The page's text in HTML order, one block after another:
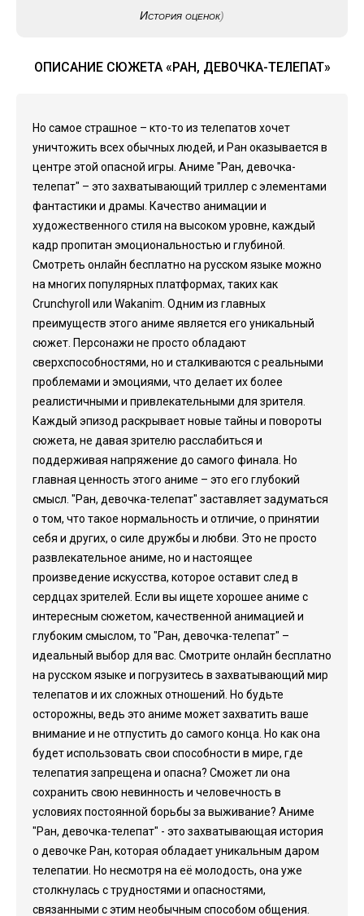
История оценок)
ОПИСАНИЕ СЮЖЕТА «РАН, ДЕВОЧКА-ТЕЛЕПАТ»
Но самое страшное – кто-то из телепатов хочет
уничтожить всех обычных людей, и Ран оказывается в
центре этой опасной игры. Аниме "Ран, девочка-
телепат" – это захватывающий триллер с элементами
фантастики и драмы. Качество анимации и
художественного стиля на высоком уровне, каждый
кадр пропитан эмоциональностью и глубиной.
Смотреть онлайн бесплатно на русском языке можно
на многих популярных платформах, таких как
Crunchyroll или Wakanim. Одним из главных
преимуществ этого аниме является его уникальный
сюжет. Персонажи не просто обладают
сверхспособностями, но и сталкиваются с реальными
проблемами и эмоциями, что делает их более
реалистичными и привлекательными для зрителя.
Каждый эпизод раскрывает новые тайны и повороты
сюжета, не давая зрителю расслабиться и
поддерживая напряжение до самого финала. Но
главная ценность этого аниме – это его глубокий
смысл. "Ран, девочка-телепат" заставляет задуматься
о том, что такое нормальность и отличие, о принятии
себя и других, о силе дружбы и любви. Это не просто
развлекательное аниме, но и настоящее
произведение искусства, которое оставит след в
сердцах зрителей. Если вы ищете хорошее аниме с
интересным сюжетом, качественной анимацией и
глубоким смыслом, то "Ран, девочка-телепат" –
идеальный выбор для вас. Смотрите онлайн бесплатно
на русском языке и погрузитесь в захватывающий мир
телепатов и их сложных отношений. Но будьте
осторожны, ведь это аниме может захватить ваше
внимание и не отпустить до самого конца. Но как она
будет использовать свои способности в мире, где
телепатия запрещена и опасна? Сможет ли она
сохранить свою невинность и человечность в
условиях постоянной борьбы за выживание? Аниме
"Ран, девочка-телепат" - это захватывающая история
о девочке Ран, которая обладает уникальным даром
телепатии. Но несмотря на её молодость, она уже
столкнулась с трудностями и опасностями,
связанными с этим необычным способом общения.